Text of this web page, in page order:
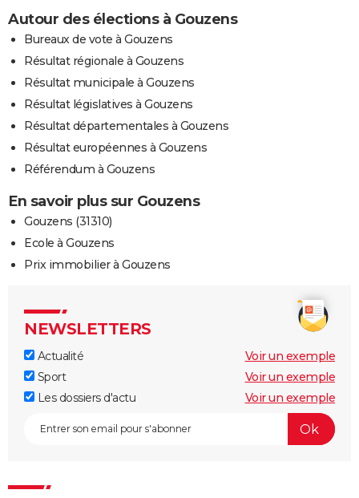
Autour des élections à Gouzens
Bureaux de vote à Gouzens
Résultat régionale à Gouzens
Résultat municipale à Gouzens
Résultat législatives à Gouzens
Résultat départementales à Gouzens
Résultat européennes à Gouzens
Référendum à Gouzens
En savoir plus sur Gouzens
Gouzens (31310)
Ecole à Gouzens
Prix immobilier à Gouzens
NEWSLETTERS
Actualité
Voir un exemple
Sport
Voir un exemple
Les dossiers d'actu
Voir un exemple